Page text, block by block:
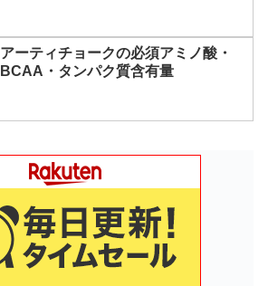
アーティチョークの必須アミノ酸・
BCAA・タンパク質含有量